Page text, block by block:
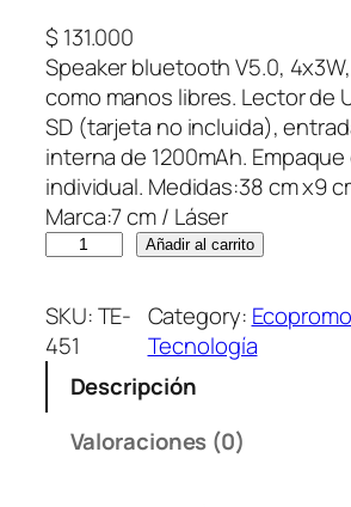
$ 131.000
Speaker bluetooth V5.0,
como manos libres. Lector de
SD (tarjeta no incluida),
interna de 1200mAh. Empaque
individual. Medidas:38 cm x9
Marca:7 cm / Láser
e
a
k
Añadir al carrito
SKU:TE-
451
Category: Ecopromo
Tecnología
Descripción
Valoraciones (0)